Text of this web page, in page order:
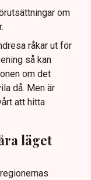
om
råkar ut för
så kan
om det
då. Men är
att hitta
läget